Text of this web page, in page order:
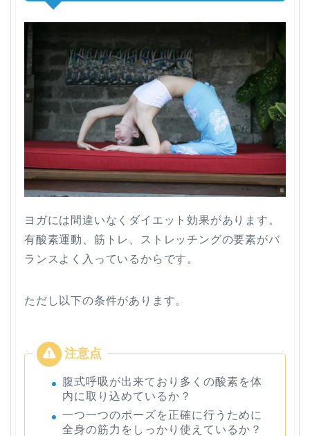
ヨガには間違いなくダイエット効果があります。
有酸素運動、筋トレ、ストレッチングの要素がバ
ランスよく入っているからです。
ただし以下の条件があります。
腹式呼吸が出来ており多くの酸素を体
内に取り込めているか？
一つ一つのポーズを正確に行うために
全身の筋力をしっかり使えているか？